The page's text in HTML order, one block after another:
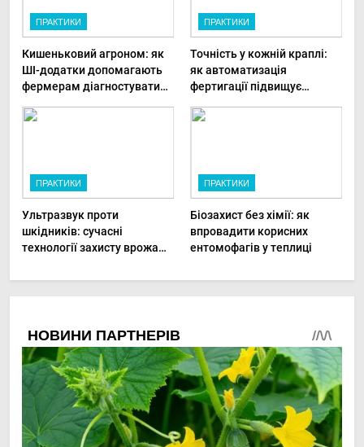
ПРАКТИКИ
Кишеньковий агроном: як
ШІ-додатки допомагають
фермерам діагностувати
ПРАКТИКИ
Точність у кожній краплі:
як автоматизація
фертигації підвищує
ПРАКТИКИ
Ультразвук проти
шкідників: сучасні
технології захисту врожаю
ПРАКТИКИ
Біозахист без хімії: як
впровадити корисних
ентомофагів у теплиці